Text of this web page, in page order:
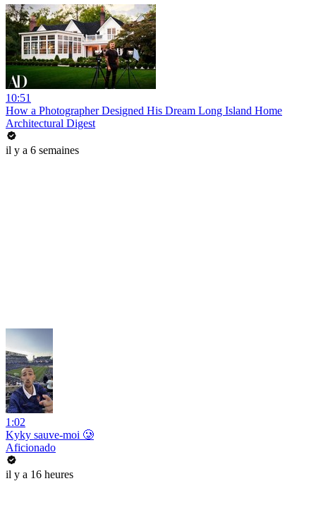
10:51
How a Photographer Designed His Dream Long Island Home
Architectural Digest
il y a 6 semaines
1:02
Kyky sauve-moi 🥲
Aficionado
il y a 16 heures